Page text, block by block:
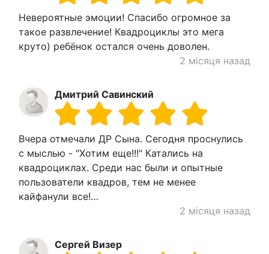
Невероятные эмоции! Спасибо огромное за
такое развлечение! Квадроциклы это мега
круто) ребёнок остался очень доволен.
2 місяця назад
Дмитрий Савинский
Вчера отмечали ДР Сына. Сегодня проснулись
с мыслью - "Хотим еще!!!" Катались на
квадроциклах. Среди нас были и опытные
пользователи квадров, тем не менее
кайфанули все!…
2 місяця назад
Сергей Визер